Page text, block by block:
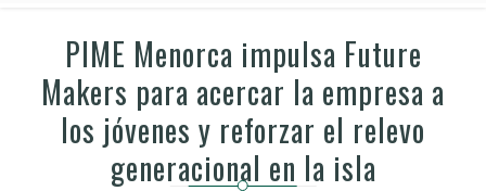
PIME Menorca impulsa Future
Makers para acercar la empresa a
los jóvenes y reforzar el relevo
generacional en la isla